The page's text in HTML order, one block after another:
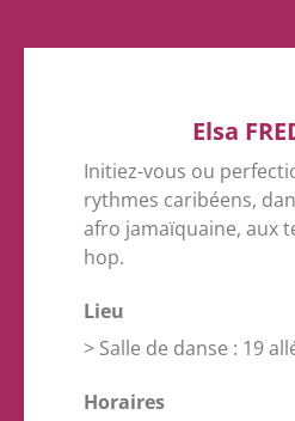
Elsa
Initiez-vous ou
rythmes caribéens,
afro jamaïquaine, aux
hop.
Lieu
> Salle de danse : 19
Horaires